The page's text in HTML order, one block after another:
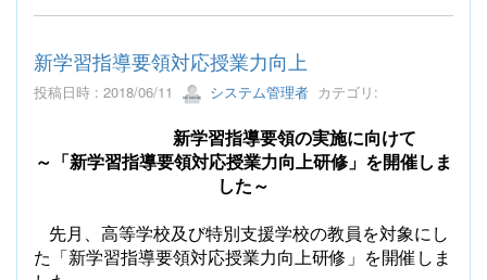
新学習指導要領対応授業力向上
投稿日時 : 2018/06/11 システム管理者 カテゴリ:
新学習指導要領の実施に向けて
～「新学習指導要領対応授業力向上研修」を開催しま
した～
先月、高等学校及び特別支援学校の教員を対象にし
た「新学習指導要領対応授業力向上研修」を開催しま